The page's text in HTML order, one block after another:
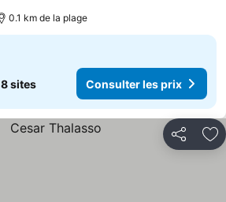
0.1 km de la plage
8 sites Consulter les prix
Partager